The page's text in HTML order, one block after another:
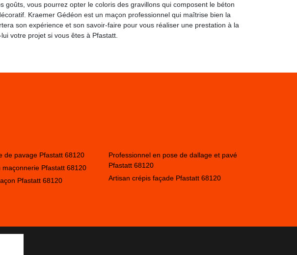
goûts, vous pourrez opter le coloris des gravillons qui composent le béton
Kraemer Gédéon est un maçon professionnel qui maîtrise bien la
son expérience et son savoir-faire pour vous réaliser une prestation à la
votre projet si vous êtes à Pfastatt.
de pavage Pfastatt 68120
maçonnerie Pfastatt 68120
Pfastatt 68120
Professionnel en pose de dallage et pavé
Pfastatt 68120
Artisan crépis façade Pfastatt 68120